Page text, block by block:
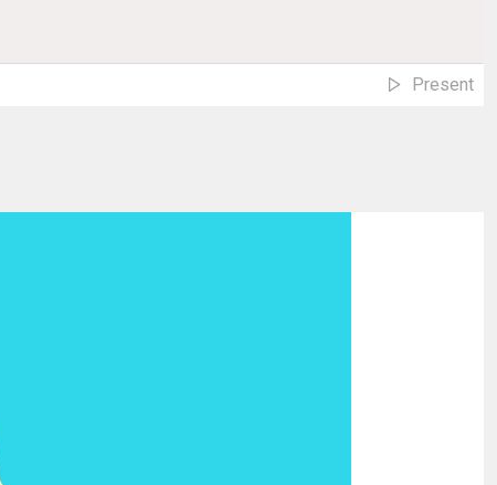
Present